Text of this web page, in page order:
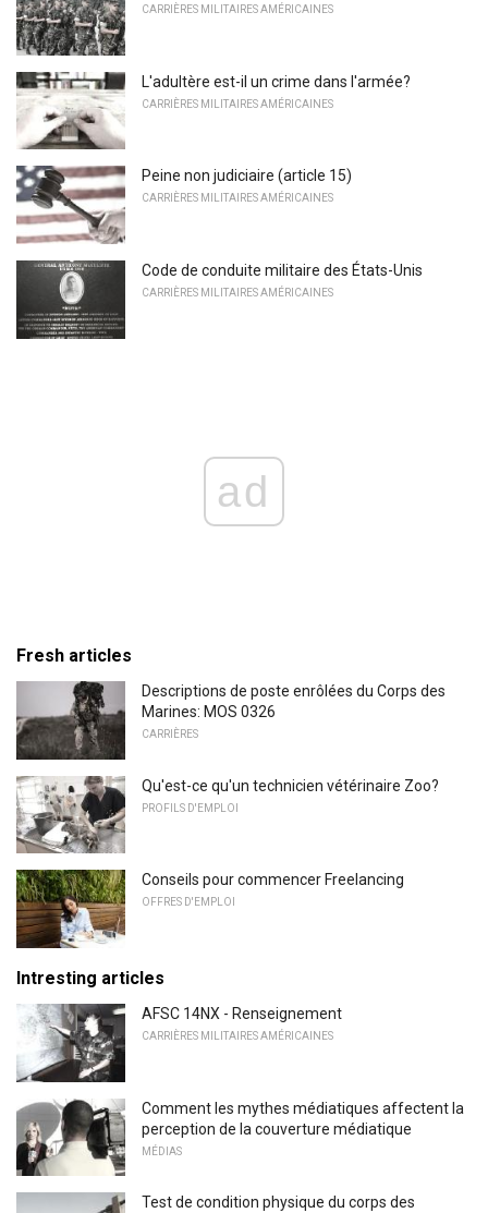
CARRIÈRES MILITAIRES AMÉRICAINES
L'adultère est-il un crime dans l'armée?
CARRIÈRES MILITAIRES AMÉRICAINES
Peine non judiciaire (article 15)
CARRIÈRES MILITAIRES AMÉRICAINES
Code de conduite militaire des États-Unis
CARRIÈRES MILITAIRES AMÉRICAINES
ad
Fresh articles
Descriptions de poste enrôlées du Corps des
Marines: MOS 0326
CARRIÈRES
Qu'est-ce qu'un technicien vétérinaire Zoo?
PROFILS D'EMPLOI
Conseils pour commencer Freelancing
OFFRES D'EMPLOI
Intresting articles
AFSC 14NX - Renseignement
CARRIÈRES MILITAIRES AMÉRICAINES
Comment les mythes médiatiques affectent la
perception de la couverture médiatique
MÉDIAS
Test de condition physique du corps des